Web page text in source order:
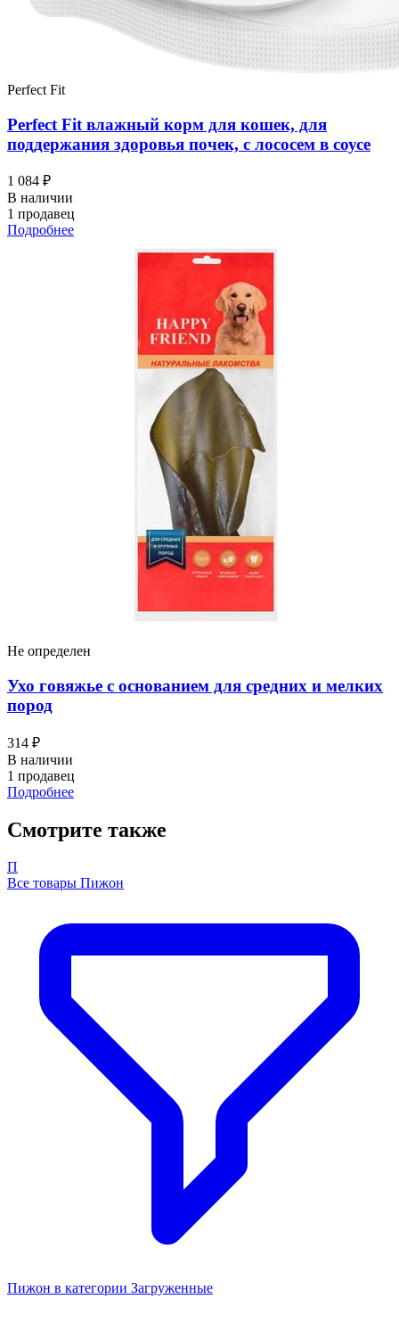
Perfect Fit
Perfect Fit влажный корм для кошек, для
поддержания здоровья почек, с лососем в соусе
1 084 ₽
В наличии
1 продавец
Подробнее
Не определен
Ухо говяжье с основанием для средних и мелких
пород
314 ₽
В наличии
1 продавец
Подробнее
Смотрите также
П
Все товары Пижон
Пижон в категории Загруженные